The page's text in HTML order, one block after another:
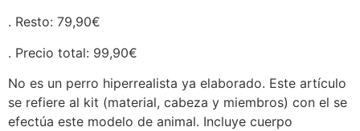
. Resto: 79,90€
. Precio total: 99,90€
No es un perro hiperrealista ya elaborado. Este artículo
se refiere al kit (material, cabeza y miembros) con el se
efectúa este modelo de animal. Incluye cuerpo